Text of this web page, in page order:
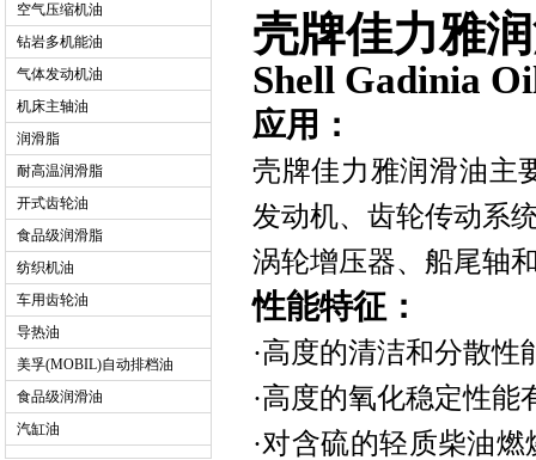
空气压缩机油
钻岩多机能油
气体发动机油
机床主轴油
润滑脂
耐高温润滑脂
开式齿轮油
食品级润滑脂
纺织机油
车用齿轮油
导热油
美孚(MOBIL)自动排档油
食品级润滑油
汽缸油
壳牌佳力雅
Shell Gadinia
应用：
壳牌佳力雅润滑油主
发动机、齿轮传动系
涡轮增压器、船尾轴
性能特征 ：
·高度的清洁和分散
·高度的氧化稳定性
·对含硫的轻质柴油